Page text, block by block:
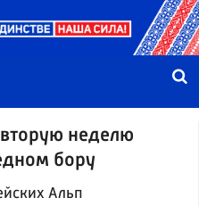
неделю
бору
Альп